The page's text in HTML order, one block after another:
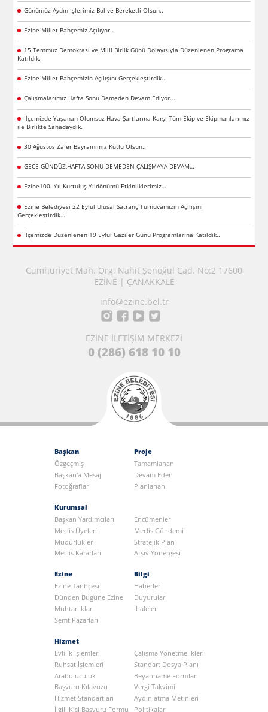
Günümüz Aydın İşlerimiz Bol ve Bereketli Olsun..
Ezine Millet Bahçemiz Açılıyor..
15 Temmuz Demokrasi ve Milli Birlik Günü Dolayısıyla Düzenlenen Programa
Katıldık.
Ezine Millet Bahçemizin Açılışını Gerçekleştirdik..
Çalışmalarımız Hafta Sonu Demeden Devam Ediyor...
İlçemizde Yaşanan Olumsuz Hava Şartlarına Karşı Tüm Ekip ve Ekipmanlarımız
ile Birlikte Sahadaydık.
30 Ağustos Zafer Bayramımız Kutlu Olsun..
GECE GÜNDÜZ,HAFTA SONU DEMEDEN ÇALIŞMAYA DEVAM…
Ezine100. Yıl Kurtuluş Yıldönümü Etkinliklerimiz…
Ezine Belediyesi 22 Eylül Ulusal Satranç Turnuvamızın Açılışını
Gerçekleştirdik…
İlçemizde Düzenlenen 19 Eylül Gaziler Günü Programlarına Katıldık..
Cumhuriyet Mah. Org. Nahit Şenoğul Cad. No:2 17600
EZİNE | ÇANAKKALE
info@ezine.bel.tr
EZİNE İLETİŞİM MERKEZİ
0 (286) 618 10 10
Başkan
Özgeçmiş
Başkan'a Mesaj
Fotoğraflar
Proje
Tamamlanan
Devam Eden
Planlanan
Kurumsal
Başkan Yardımcıları
Encümenler
Meclis Üyeleri
Meclis Gündemi
Müdürlükler
Stratejik Plan
Meclis Kararları
Arşiv Yönergesi
Ezine
Ezine Tarihçesi
Dünden Bugüne Ezine
Muhtarlıklar
Semt Pazarları
Bilgi
Haberler
Duyurular
İhaleler
Hizmet
Evlilik İşlemleri
Çalışma Yönetmelikleri
Ruhsat İşlemleri
Standart Dosya Planı
Arabuluculuk
Beyanname Formları
Başvuru Kılavuzu
Vergi Takvimi
Hizmet Standartları
Aydınlatma Metinleri
İlgili Kişi Başvuru Formu
Politikalar